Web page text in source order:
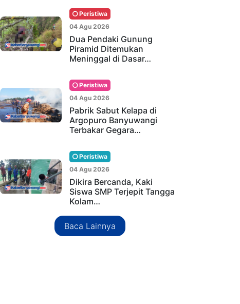
Peristiwa
04 Agu 2026
Dua Pendaki Gunung
Piramid Ditemukan
Meninggal di Dasar…
Peristiwa
04 Agu 2026
Pabrik Sabut Kelapa di
Argopuro Banyuwangi
Terbakar Gegara…
Peristiwa
04 Agu 2026
Dikira Bercanda, Kaki
Siswa SMP Terjepit Tangga
Kolam…
Baca Lainnya